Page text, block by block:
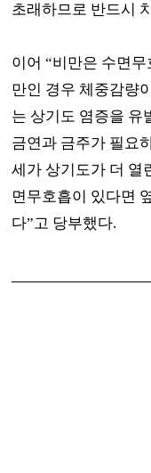
초래하므로 반드시
이어“비만은 수면
만인 경우 체중감량
는 상기도 염증을 유
금연과 금주가 필요
세가 상기도가 더 열
면무호흡이 있다면
다”고 당부했다.